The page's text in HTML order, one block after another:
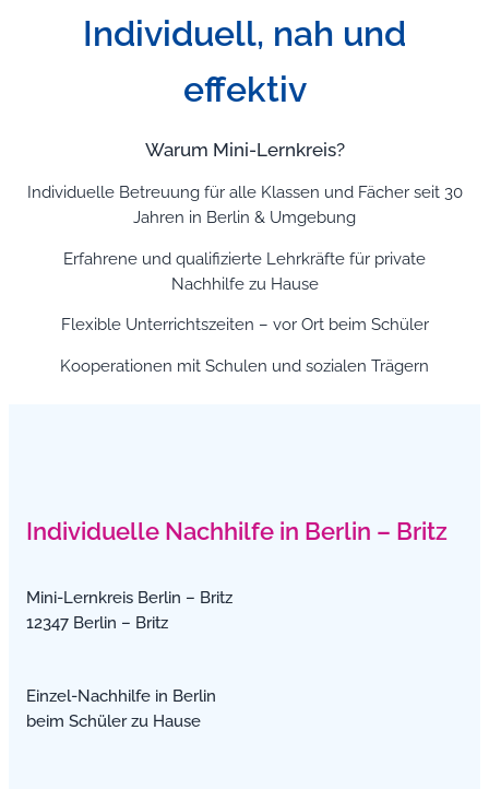
Individuell, nah und
effektiv
Warum Mini-Lernkreis?
Individuelle Betreuung für alle Klassen und Fächer seit 30
Jahren in Berlin & Umgebung
Erfahrene und qualifizierte Lehrkräfte für private
Nachhilfe zu Hause
Flexible Unterrichtszeiten – vor Ort beim Schüler
Kooperationen mit Schulen und sozialen Trägern
Individuelle Nachhilfe in Berlin – Britz
Mini-Lernkreis Berlin – Britz
12347 Berlin – Britz
Einzel-Nachhilfe in Berlin
beim Schüler zu Hause